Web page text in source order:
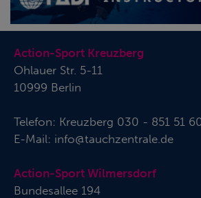
Action-Sport Kreuzberg
Ohlauer Str. 5-11
10999 Berlin
Telefon: Kreuzberg 030 - 851 51
E-Mail: info@tauchzentrale.de
Action-Sport Wilmersdorf
Bundesallee 194